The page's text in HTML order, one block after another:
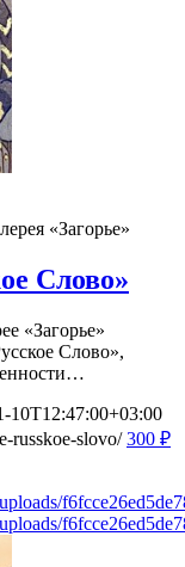
«Загорье»
Слово»
«Загорье»
Слово»,
10T12:47:00+03:00
russkoe-slovo/ 300 ₽